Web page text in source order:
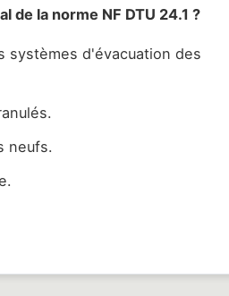
de la norme NF DTU 24.1 ?
systèmes d'évacuation des
neufs.